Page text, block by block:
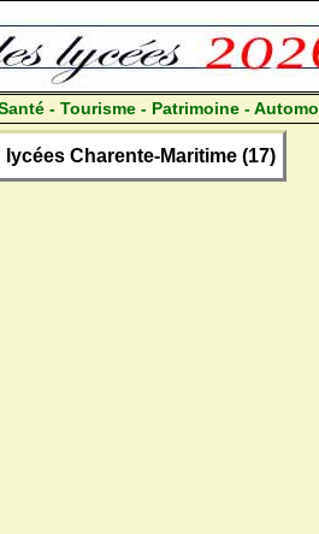
- Tourisme - Patrimoine -
lycées Charente-Maritime (17)